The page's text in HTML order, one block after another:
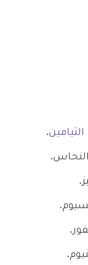
الثيامين.